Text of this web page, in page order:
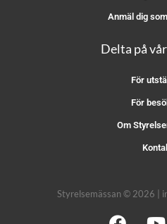
Anmäl dig
Delta på
För
För
Om
Styrelsemässan © 2026 |